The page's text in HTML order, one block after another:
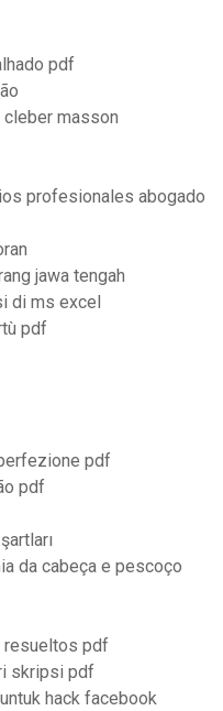
pdf
masson
profesionales abogado
jawa tengah
di ms excel
pdf
pdf
pdf
da cabeça e pescoço
resueltos pdf
skripsi pdf
hack facebook